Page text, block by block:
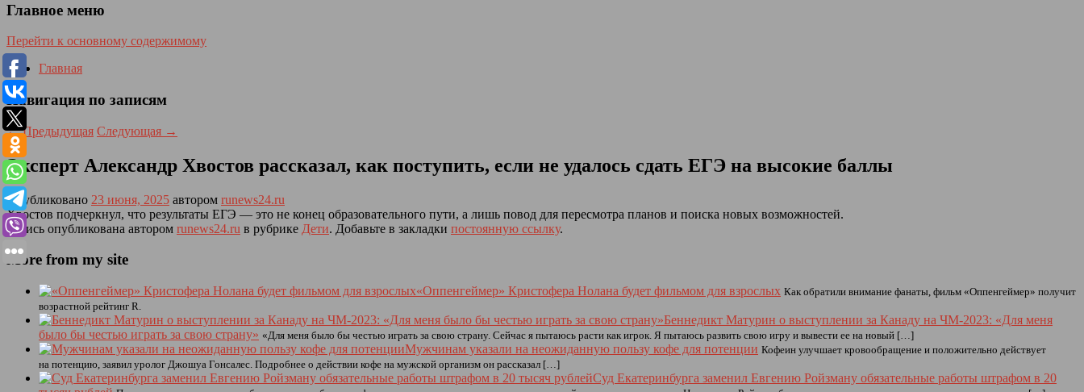
Главное меню
Перейти к основному содержимому
Главная
Навигация по записям
←Предыдущая Следующая →
Эксперт Александр Хвостов рассказал, как поступить, если не удалось сдать ЕГЭ на высокие баллы
Опубликовано 23 июня, 2025 автором runews24.ru
Хвостов подчеркнул, что результаты ЕГЭ — это не конец образовательного пути, а лишь повод для пересмотра планов и поиска новых возможностей.
Запись опубликована автором runews24.ru в рубрике Дети. Добавьте в закладки постоянную ссылку.
More from my site
«Оппенгеймер» Кристофера Нолана будет фильмом для взрослых Как обратили внимание фанаты, фильм «Оппенгеймер» получит
возрастной рейтинг R.
Беннедикт Матурин о выступлении за Канаду на ЧМ-2023: «Для меня
было бы честью играть за свою страну» «Для меня было бы честью играть за свою страну. Сейчас я пытаюсь расти как игрок. Я пытаюсь развить свою игру и вывести ее на новый […]
Мужчинам указали на неожиданную пользу кофе для потенции Кофеин улучшает кровообращение и положительно действует
на потенцию, заявил уролог Джошуа Гонсалес. Подробнее о действии кофе на мужской организм он рассказал […]
Суд Екатеринбурга заменил Евгению Ройзману обязательные работы штрафом в 20